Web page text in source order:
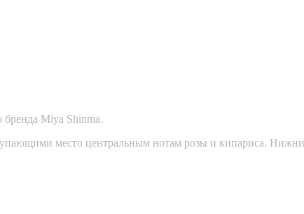
Miya Shinma.
место центральным нотам розы и кипариса.